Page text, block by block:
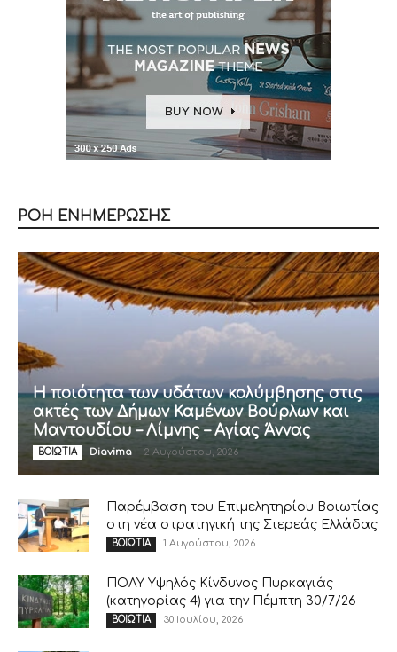
ΡΟΗ ΕΝΗΜΕΡΩΣΗΣ
Η ποιότητα των υδάτων κολύμβησης στις
ακτές των Δήμων Καμένων Βούρλων και
Μαντουδίου – Λίμνης – Αγίας Άννας
ΒΟΙΩΤΙΑ Diavima - 2 Αυγούστου, 2026
Παρέμβαση του Επιμελητηρίου Βοιωτίας
στη νέα στρατηγική της Στερεάς Ελλάδας
ΒΟΙΩΤΙΑ 1 Αυγούστου, 2026
ΠΟΛΥ Υψηλός Κίνδυνος Πυρκαγιάς
(κατηγορίας 4) για την Πέμπτη 30/7/26
ΒΟΙΩΤΙΑ 30 Ιουλίου, 2026